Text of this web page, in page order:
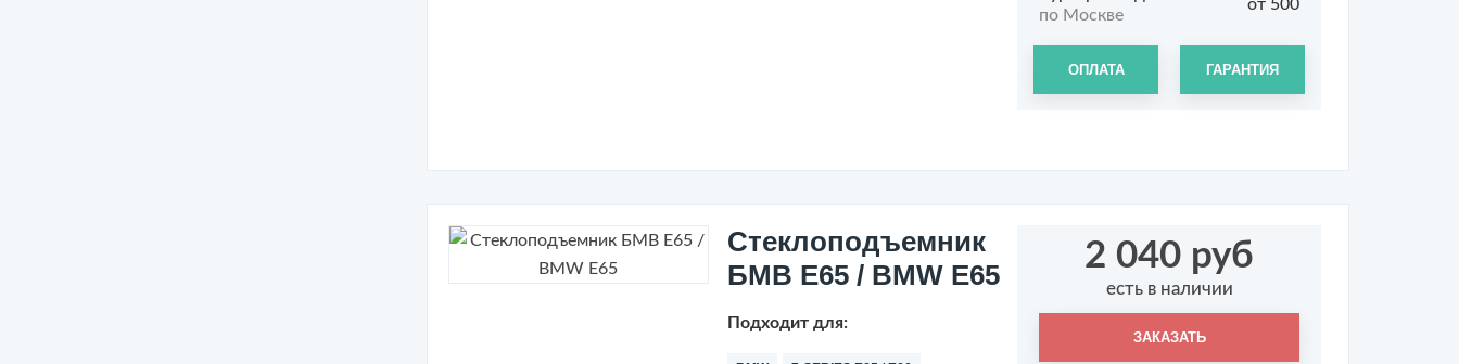
по Москве
от 500
ОПЛАТА ГАРАНТИЯ
Стеклоподъемник
БМВ Е65 / BMW E65
Подходит для:
2 040 руб
есть в наличии
ЗАКАЗАТЬ